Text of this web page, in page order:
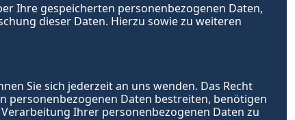
Ihre gespeicherten personenbezogenen Daten,
dieser Daten. Hierzu sowie zu weiteren
Sie sich jederzeit an uns wenden. Das Recht
personenbezogenen Daten bestreiten, benötigen
Ihrer personenbezogenen Daten zu